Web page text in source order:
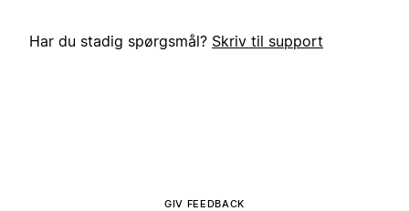
Har du stadig spørgsmål? Skriv til support
GIV FEEDBACK